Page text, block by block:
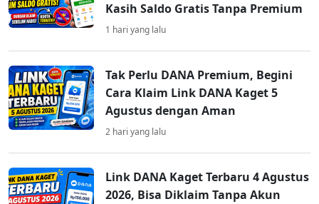
Kasih Saldo Gratis Tanpa Premium
1 hari yang lalu
Tak Perlu DANA Premium, Begini
Cara Klaim Link DANA Kaget 5
Agustus dengan Aman
2 hari yang lalu
Link DANA Kaget Terbaru 4 Agustus
2026, Bisa Diklaim Tanpa Akun